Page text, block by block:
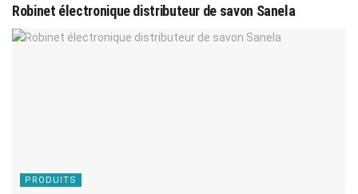
Robinet électronique distributeur de savon Sanela
PRODUITS